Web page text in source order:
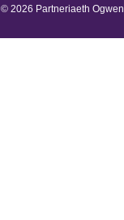
© 2026 Partneriaeth Ogwen